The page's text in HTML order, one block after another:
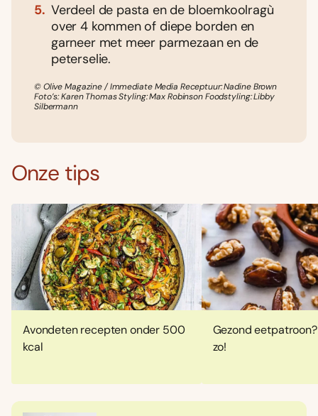
Verdeel de pasta en de bloemkoolragù
over 4 kommen of diepe borden en
garneer met meer parmezaan en de
peterselie.
© Olive Magazine / Immediate Media Receptuur: Nadine Brown
Foto’s: Karen Thomas Styling: Max Robinson Foodstyling: Libby
Silbermann
Onze tips
Avondeten recepten onder 500
kcal
Gezond
zo!